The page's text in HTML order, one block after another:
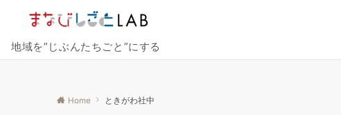
地域を”じぶんたちごと”にする
Home ときがわ社中